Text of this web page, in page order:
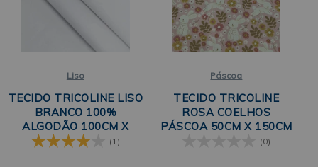
Liso
TECIDO TRICOLINE LISO
BRANCO 100%
ALGODÃO 100CM X
150CM PERIPAN
(1)
Páscoa
TECIDO TRICOLINE
ROSA COELHOS
PÁSCOA 50CM X 150CM
REF V02 PERIPAN
(0)